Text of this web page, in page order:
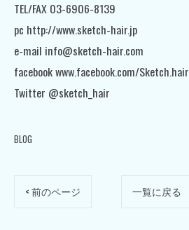
TEL/FAX 03-6906-8139
pc http://www.sketch-hair.jp
e-mail info@sketch-hair.com
facebook www.facebook.com/Sketch.hair
Twitter @sketch_hair
BLOG
< 前のページ 一覧に戻る